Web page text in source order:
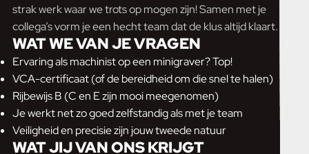
strak werk waar we trots op mogen zijn! Samen met je
collega’s vorm je een hecht team dat de klus altijd klaart.
WAT WE VAN JE VRAGEN
Ervaring als machinist op een minigraver? Top!
VCA-certificaat (of de bereidheid om die snel te halen)
Rijbewijs B (C en E zijn mooi meegenomen)
Je werkt net zo goed zelfstandig als met je team
Veiligheid en precisie zijn jouw tweede natuur
WAT JIJ VAN ONS KRIJGT